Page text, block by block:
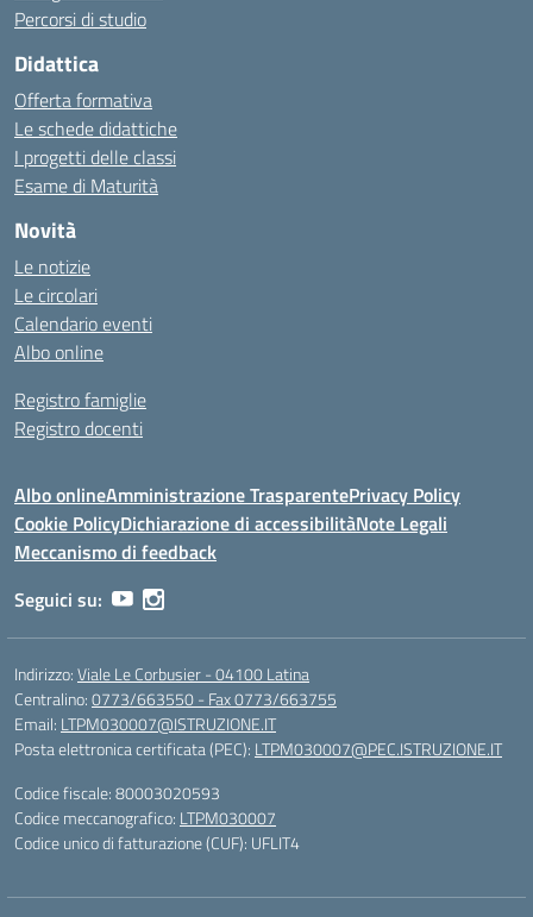
Percorsi di studio
Didattica
Offerta formativa
Le schede didattiche
I progetti delle classi
Esame di Maturità
Novità
Le notizie
Le circolari
Calendario eventi
Albo online
Registro famiglie
Registro docenti
Albo onlineAmministrazione TrasparentePrivacy Policy
Cookie PolicyDichiarazione di accessibilitàNote Legali
Meccanismo di feedback
Seguici su:
Indirizzo:Viale Le Corbusier - 04100 Latina
Centralino:0773/663550 - Fax 0773/663755
Email: LTPM030007@ISTRUZIONE.IT
Posta elettronica certificata (PEC): LTPM030007@PEC.ISTRUZIONE.IT
Codice fiscale: 80003020593
Codice meccanografico: LTPM030007
Codice unico di fatturazione (CUF): UFLIT4